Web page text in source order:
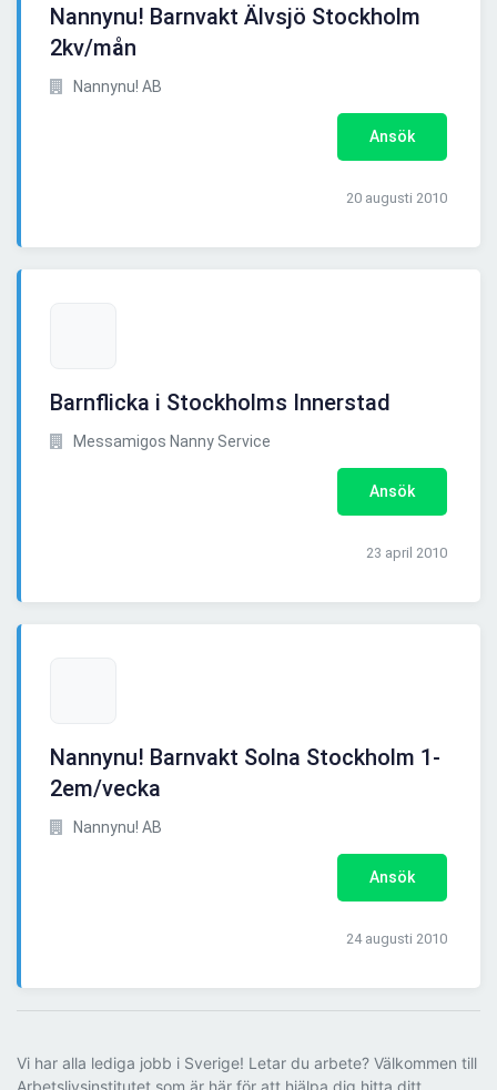
Nannynu! Barnvakt Älvsjö Stockholm
2kv/mån
Nannynu! AB
Ansök
20 augusti 2010
Barnflicka i Stockholms Innerstad
Messamigos Nanny Service
Ansök
23 april 2010
Nannynu! Barnvakt Solna Stockholm 1-
2em/vecka
Nannynu! AB
Ansök
24 augusti 2010
Vi har alla lediga jobb i Sverige! Letar du arbete? Välkommen till